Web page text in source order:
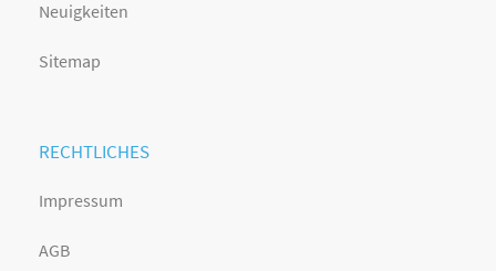
Neuigkeiten
Sitemap
RECHTLICHES
Impressum
AGB